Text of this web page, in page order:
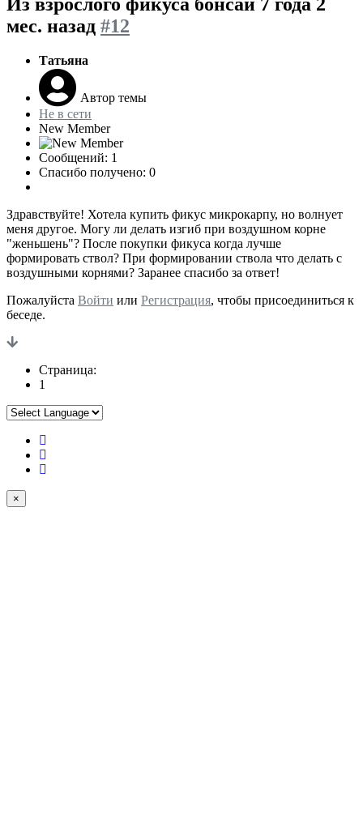
мес. назад #12
Татьяна
Автор темы
Не в сети
New Member
Сообщений: 1
Спасибо получено: 0
Здравствуйте! Хотела купить фикус микрокарпу, но волнует
меня другое. Могу ли делать изгиб при воздушном корне
"женьшень"? После покупки фикуса когда лучше
формировать ствол? При формировании ствола что делать с
воздушными корнями? Заранее спасибо за ответ!
Пожалуйста Войти или Регистрация, чтобы присоединиться к
беседе.
Страница:
1
×